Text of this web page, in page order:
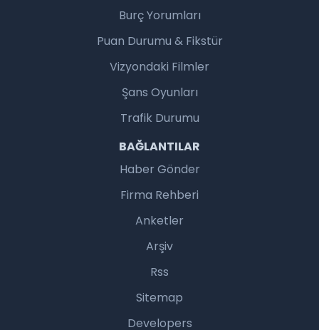
Burç Yorumları
Puan Durumu & Fikstür
Vizyondaki Filmler
Şans Oyunları
Trafik Durumu
BAĞLANTILAR
Haber Gönder
Firma Rehberi
Anketler
Arşiv
Rss
Sitemap
Developers